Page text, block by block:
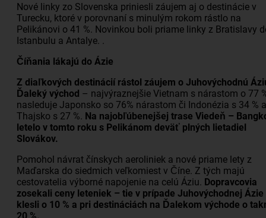
Nové linky zo Slovenska priniesli záujem aj o destinácie v
Turecku, ktoré v porovnaní s minulým rokom rástlo na
Pelikánovi o 41 %. Novinkou boli priame linky z Bratislavy
Istanbulu a Antalye. .
Číňania lákajú do Ázie
Z diaľkových destinácií rástol záujem o Juhovýchodnú
Ďaleký východ – najvýraznejšie Vietnam s nárastom o 77
nasleduje Japonsko so 76% nárastom či Indonézia s 34 % a
Thajsko s 27 %. Na najobľúbenejšej trase Viedeň –
letelo v tomto roku s Pelikánom deväť plných lietadiel
Slovákov.
Pomohol návrat čínskych aeroliniek a nové priame lety z
Maďarska do siedmich veľkomiest v Číne. Z tých majú
cestovatelia výborné napojenie na celú Áziu. Dopravcovia
zosekali ceny leteniek – tie v prípade Juhovýchodnej Ázie
klesli o 10 % a pri destináciách na Ďalekom východe o